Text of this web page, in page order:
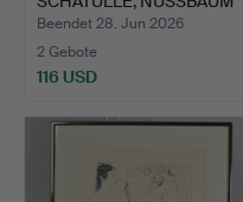
MIT HOLZ- …
Beendet 28. Jun 2026
2 Gebote
116 USD